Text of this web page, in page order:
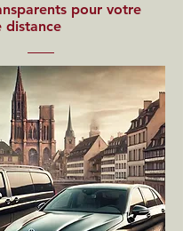
pour votre
distance